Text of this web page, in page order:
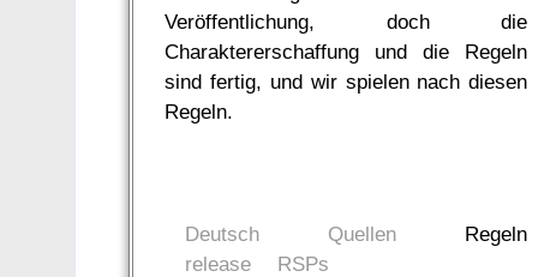
Veröffentlichung, doch die
Charaktererschaffung und die Regeln
sind fertig, und wir spielen nach diesen
Regeln.
Deutsch Quellen
Regeln
release
RSPs